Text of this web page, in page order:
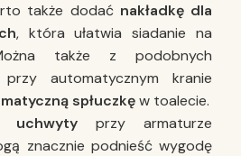
także dodać nakładkę dla
, która ułatwia siadanie na
także z podobnych
automatycznym kranie
spłuczkęw toalecie.
uchwyty przy armaturze
znacznie podnieść wygodę